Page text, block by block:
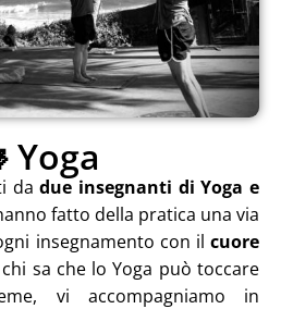
Yoga
dadue insegnanti di Yoga e
fatto della pratica una via
insegnamento con il cuore
sa che lo Yoga può toccare
vi accompagniamo in